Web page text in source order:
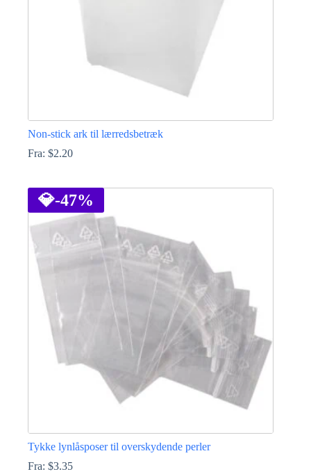
Non-stick ark til lærredsbetræk
Fra: $2.20
har
flere
varianter.
Mulighederne
vælges
varesiden
💎-47%
Tykke lynlåsposer til overskydende perler
Fra: $3.35